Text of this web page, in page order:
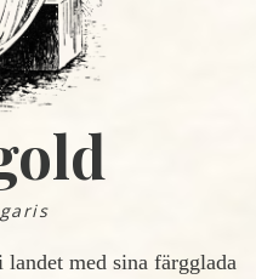
med sina färgglada